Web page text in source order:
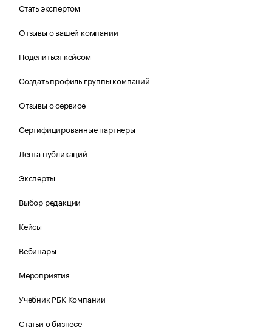
Стать экспертом
Отзывы о вашей компании
Поделиться кейсом
Создать профиль группы компаний
Отзывы о сервисе
Сертифицированные партнеры
Лента публикаций
Эксперты
Выбор редакции
Кейсы
Вебинары
Мероприятия
Учебник РБК Компании
Статьи о бизнесе